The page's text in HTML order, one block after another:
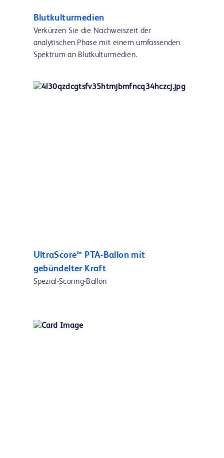
Blutkulturmedien
Verkürzen Sie die Nachweiszeit der
analytischen Phase mit einem umfassenden
Spektrum an Blutkulturmedien.
UltraScore™ PTA-Ballon mit
gebündelter Kraft
Spezial-Scoring-Ballon